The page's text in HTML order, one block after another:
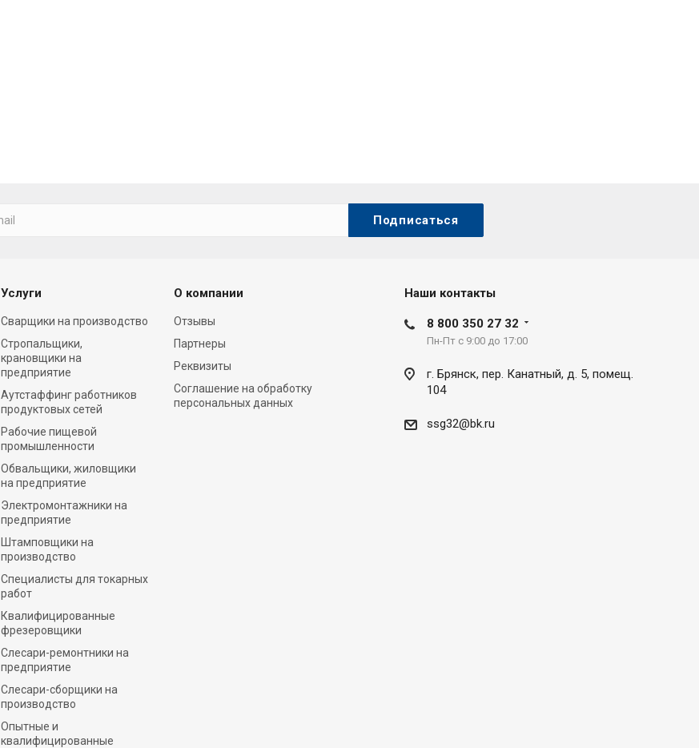
Услуги
Cварщики на производство
Стропальщики,
крановщики на
предприятие
Аутстаффинг работников
продуктовых сетей
Рабочие пищевой
промышленности
Обвальщики, жиловщики
на предприятие
Электромонтажники на
предприятие
Штамповщики на
производство
Специалисты для токарных
работ
Квалифицированные
фрезеровщики
Слесари-ремонтники на
предприятие
Слесари-сборщики на
производство
Опытные и
квалифицированные
О компании
Отзывы
Партнеры
Реквизиты
Соглашение на обработку
персональных данных
Наши контакты
8 800 350 27 32
Пн-Пт с 9:00 до 17:00
г. Брянск, пер. Канатный, д. 5, помещ.
104
ssg32@bk.ru